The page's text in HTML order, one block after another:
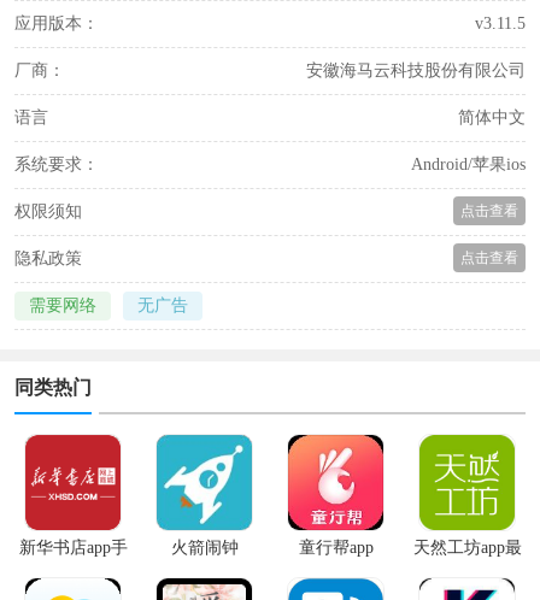
应用版本： v3.11.5
厂商： 安徽海马云科技股份有限公司
语言 简体中文
系统要求： Android/苹果ios
权限须知 点击查看
隐私政策 点击查看
需要网络 无广告
同类热门
新华书店app手
火箭闹钟 童行帮app
天然工坊app最